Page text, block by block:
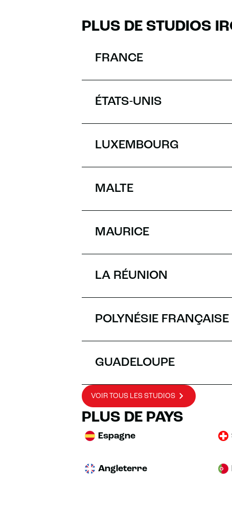
PLUS DE STUDIOS
FRANCE
ÉTATS-UNIS
LUXEMBOURG
MALTE
MAURICE
LA RÉUNION
POLYNÉSIE FRANÇAISE
GUADELOUPE
VOIR TOUS LES STUDIOS
PLUS DE PAYS
Espagne
Angleterre